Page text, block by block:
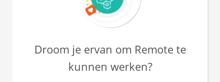
Droom je ervan om Remote te
kunnen werken?